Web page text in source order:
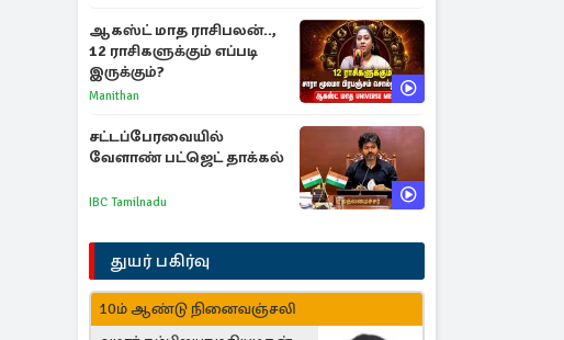
நன்மைகளும்!
ஆகஸ்ட் மாத ராசிபலன்..,
12 ராசிகளுக்கும் எப்படி
இருக்கும்?
Manithan
சட்டப்பேரவையில்
வேளாண் பட்ஜெட் தாக்கல்
IBC Tamilnadu
துயர் பகிர்வு
10ம் ஆண்டு நினைவஞ்சலி